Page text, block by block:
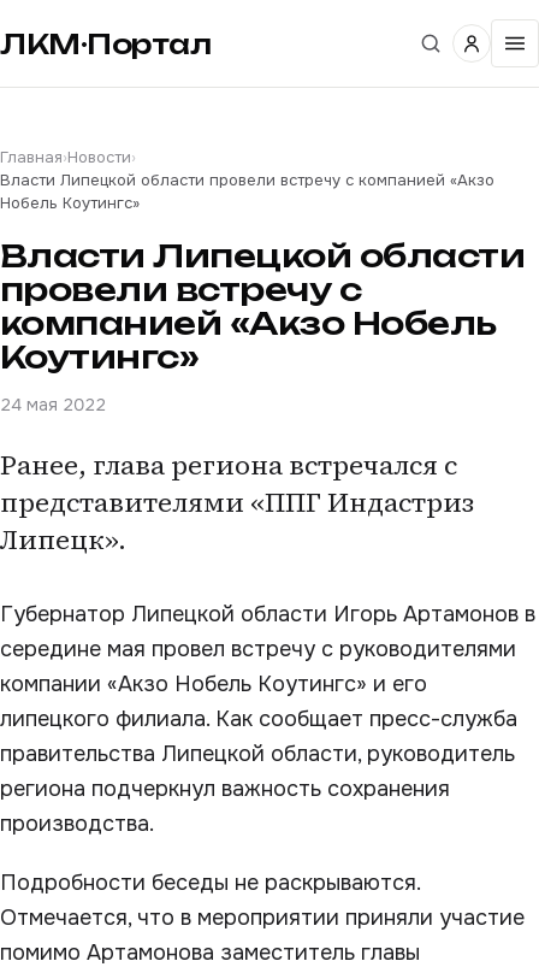
ЛКМ·Портал
Главная›Новости›
Власти Липецкой области провели встречу с компанией «Акзо
Нобель Коутингс»
Власти Липецкой области
провели встречу с
компанией «Акзо Нобель
Коутингс»
24 мая 2022
Ранее, глава региона встречался с
представителями «ППГ Индастриз
Липецк».
Губернатор Липецкой области Игорь Артамонов в
середине мая провел встречу с руководителями
компании «Акзо Нобель Коутингс» и его
липецкого филиала. Как сообщает пресс-служба
правительства Липецкой области, руководитель
региона подчеркнул важность сохранения
производства.
Подробности беседы не раскрываются.
Отмечается, что в мероприятии приняли участие
помимо Артамонова заместитель главы